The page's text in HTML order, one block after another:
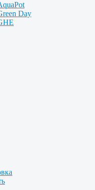
Day